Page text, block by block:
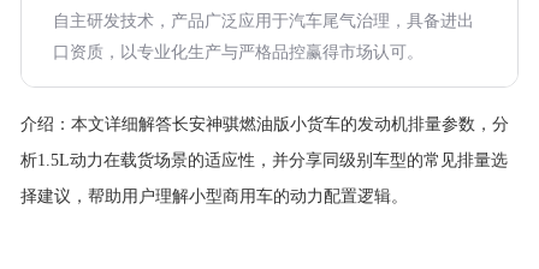
自主研发技术，产品广泛应用于汽车尾气治理，具备进出
口资质，以专业化生产与严格品控赢得市场认可。
介绍： 本文详细解答长安神骐燃油版小货车的发动机排量参数，分
析1.5L动力在载货场景的适应性，并分享同级别车型的常见排量选
择建议，帮助用户理解小型商用车的动力配置逻辑。